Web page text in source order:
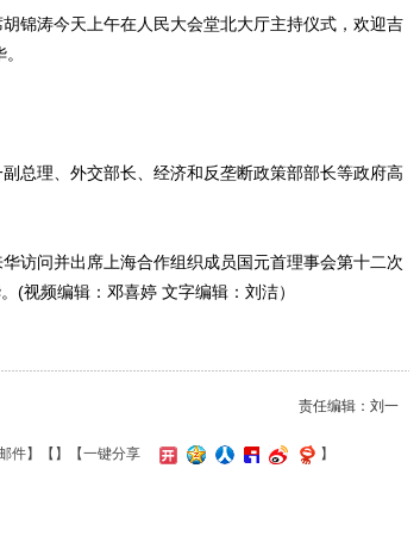
锦涛今天上午在人民大会堂北大厅主持仪式，欢迎吉
总理、外交部长、经济和反垄断政策部部长等政府高
访问并出席上海合作组织成员国元首理事会第十二次
(视频编辑：邓喜婷 文字编辑：刘洁）
责任编辑：刘一
件】【 】 【一键分享 】